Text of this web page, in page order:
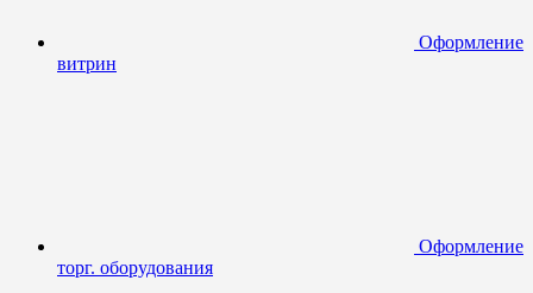
Оформление
витрин
Оформление
торг. оборудования